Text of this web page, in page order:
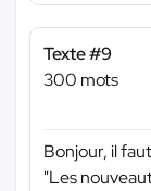
Texte #9
300 mots
Bonjour, il
"Les